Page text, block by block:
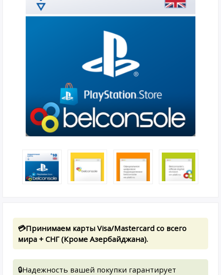
💳Принимаем карты Visa/Mastercard со всего
мира + СНГ (Кроме Азербайджана).
🔒Надежность вашей покупки гарантирует